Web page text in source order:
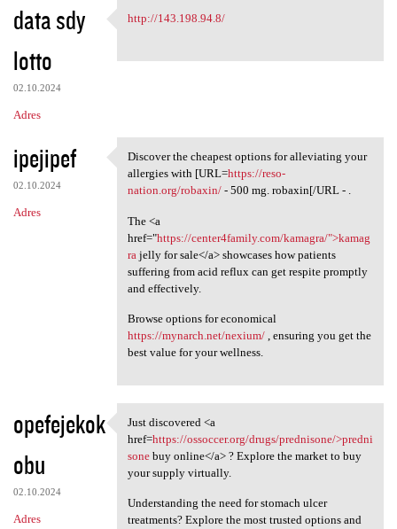
data sdy
lotto
02.10.2024
Adres
http://143.198.94.8/
http://143.198.94.8/
ipejipef
02.10.2024
Adres
Discover the cheapest options
Discover the cheapest options for alleviating your
allergies with [URL=https://reso-
nation.org/robaxin/- 500 mg. robaxin[/URL - .
The <a
href="https://center4family.com/kamagra/">kamag
ra jelly for sale</a> showcases how patients
suffering from acid reflux can get respite promptly
and effectively.
Browse options for economical
https://mynarch.net/nexium/, ensuring you get the
best value for your wellness.
opefejekok
obu
02.10.2024
Adres
Just discovered <a href=https
Just discovered <a
href=https://ossoccer.org/drugs/prednisone/>predni
sonebuy online</a> ? Explore the market to buy
your supply virtually.
Understanding the need for stomach ulcer
treatments? Explore the most trusted options and